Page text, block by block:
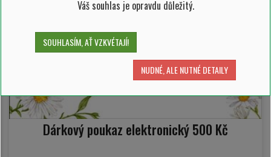
Dárkový poukaz elektronický 500 Kč
Váš souhlas je opravdu důležitý.
SOUHLASÍM, AŤ VZKVÉTAJÍ!
NUDNÉ, ALE NUTNÉ DETAILY